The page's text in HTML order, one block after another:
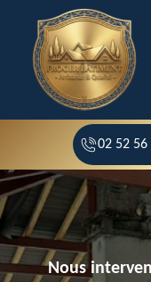
02 52 56
Nous